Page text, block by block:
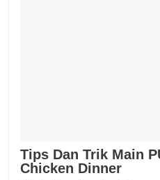
Tips Dan Trik Main
Chicken Dinner